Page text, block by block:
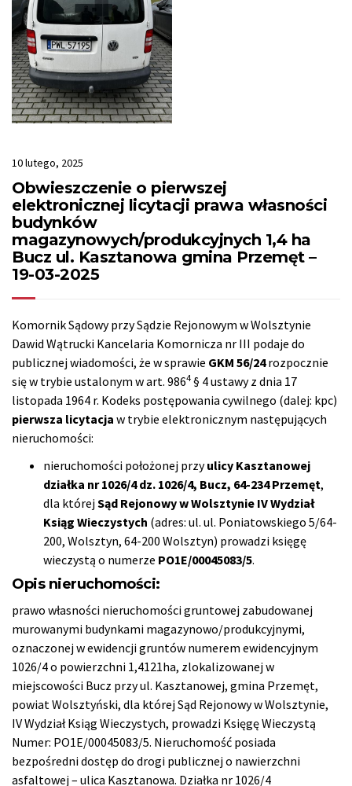
10 lutego, 2025
Obwieszczenie o pierwszej
elektronicznej licytacji prawa własności
budynków
magazynowych/produkcyjnych 1,4 ha
Bucz ul. Kasztanowa gmina Przemęt –
19-03-2025
Komornik Sądowy przy Sądzie Rejonowym w Wolsztynie
Dawid Wątrucki Kancelaria Komornicza nr III podaje do
publicznej wiadomości, że w sprawie GKM 56/24rozpocznie
się w trybie ustalonym w art. 9864 § 4 ustawy z dnia 17
listopada 1964 r. Kodeks postępowania cywilnego (dalej: kpc)
pierwsza licytacja w trybie elektronicznym następujących
nieruchomości:
nieruchomości położonej przyulicy Kasztanowej
działka nr 1026/4 dz. 1026/4, Bucz, 64-234 Przemęt,
dla którejSąd Rejonowy w Wolsztynie IV Wydział
Ksiąg Wieczystych (adres: ul. ul. Poniatowskiego 5/64-
200, Wolsztyn, 64-200 Wolsztyn) prowadzi księgę
wieczystą o numerze PO1E/00045083/5.
Opis nieruchomości:
prawo własności nieruchomości gruntowej zabudowanej
murowanymi budynkami magazynowo/produkcyjnymi,
oznaczonej w ewidencji gruntów numerem ewidencyjnym
1026/4 o powierzchni 1,4121ha, zlokalizowanej w
miejscowości Bucz przy ul. Kasztanowej, gmina Przemęt,
powiat Wolsztyński, dla której Sąd Rejonowy w Wolsztynie,
IV Wydział Ksiąg Wieczystych, prowadzi Księgę Wieczystą
Numer: PO1E/00045083/5. Nieruchomość posiada
bezpośredni dostęp do drogi publicznej o nawierzchni
asfaltowej – ulica Kasztanowa. Działka nr 1026/4